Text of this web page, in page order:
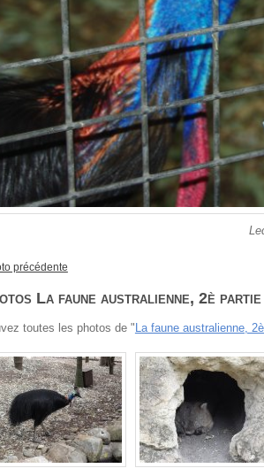
précédente
La faune australienne, 2è partie
toutes les photos de "La faune australienne,